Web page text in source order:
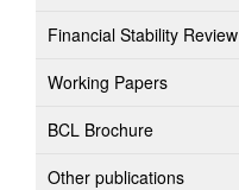
Financial Stability Review
Working Papers
BCL Brochure
Other publications